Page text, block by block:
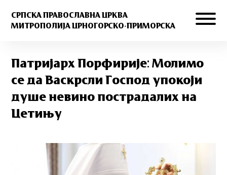
СРПСКА ПРАВОСЛАВНА ЦРКВА
МИТРОПОЛИЈА ЦРНОГОРСКО-ПРИМОРСКА
Патријарх Порфирије: Молимо
се да Васкрсли Господ упокоји
душе невино пострадалих на
Цетињу